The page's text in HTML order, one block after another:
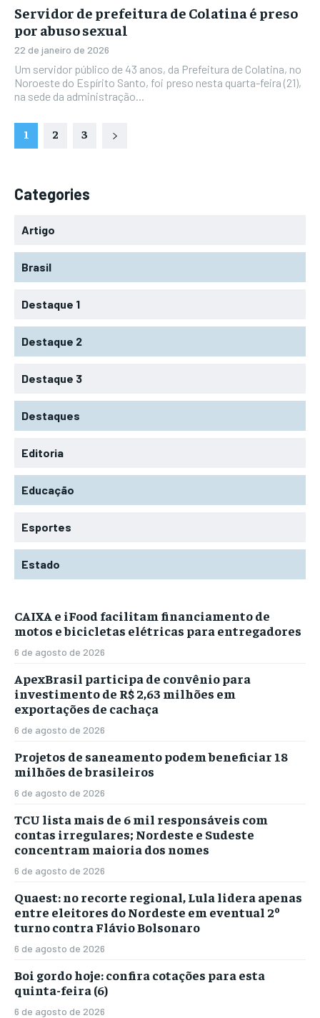
Servidor de prefeitura de Colatina é preso
por abuso sexual
22 de janeiro de 2026
Um servidor público de 43 anos, da Prefeitura de Colatina, no
Noroeste do Espírito Santo, foi preso nesta quarta-feira (21),
na sede da administração...
1 2 3
Categories
Artigo
Brasil
Destaque 1
Destaque 2
Destaque 3
Destaques
Editoria
Educação
Esportes
Estado
CAIXA e iFood facilitam financiamento de
motos e bicicletas elétricas para entregadores
6 de agosto de 2026
ApexBrasil participa de convênio para
investimento de R$ 2,63 milhões em
exportações de cachaça
6 de agosto de 2026
Projetos de saneamento podem beneficiar 18
milhões de brasileiros
6 de agosto de 2026
TCU lista mais de 6 mil responsáveis com
contas irregulares; Nordeste e Sudeste
concentram maioria dos nomes
6 de agosto de 2026
Quaest: no recorte regional, Lula lidera apenas
entre eleitores do Nordeste em eventual 2º
turno contra Flávio Bolsonaro
6 de agosto de 2026
Boi gordo hoje: confira cotações para esta
quinta-feira (6)
6 de agosto de 2026